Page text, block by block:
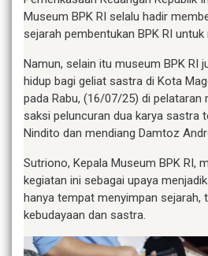
Museum BPK RI selalu hadir
sejarah pembentukan BPK RI
Namun, selain itu museum BPK RI
hidup bagi geliat sastra di Kota
pada Rabu, (16/07/25) di pelataran
saksi peluncuran dua karya sastra
Nindito dan mendiang Damtoz
Sutriono, Kepala Museum BPK RI,
kegiatan ini sebagai upaya
hanya tempat menyimpan sejarah,
kebudayaan dan sastra.